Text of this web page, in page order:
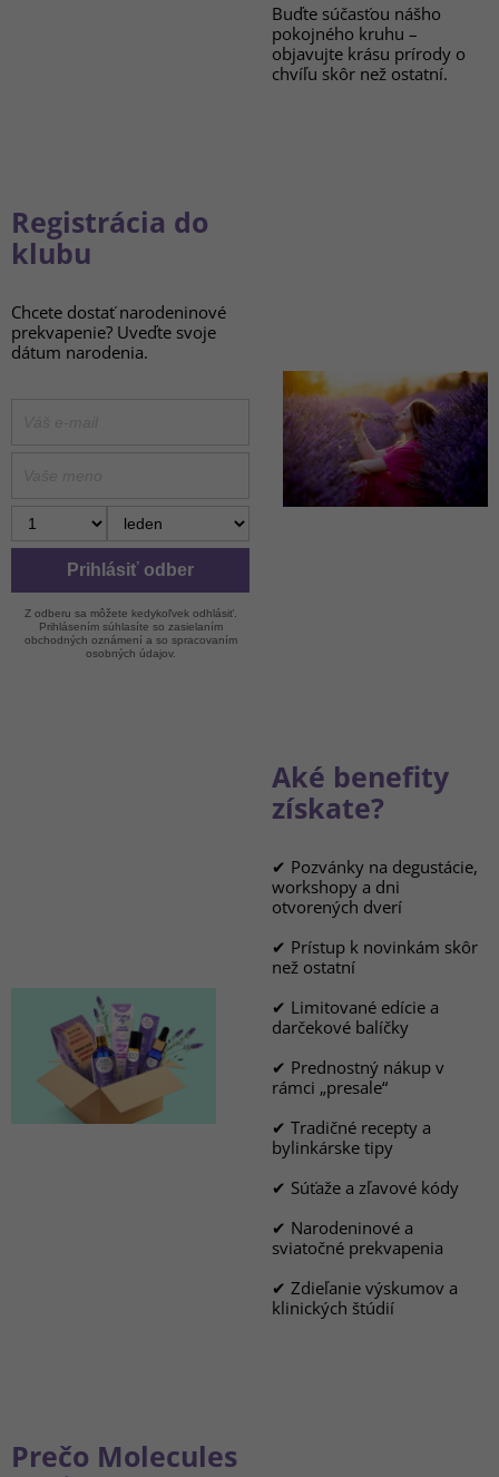
Buďte súčasťou nášho
pokojného kruhu –
objavujte krásu prírody o
chvíľu skôr než ostatní.
Registrácia do
klubu
Chcete dostať narodeninové
prekvapenie? Uveďte svoje
dátum narodenia.
Prihlásiť odber
Z odberu sa môžete kedykoľvek odhlásiť.
Prihlásením súhlasíte so zasielaním
obchodných oznámení a so spracovaním
osobných údajov.
Aké benefity
získate?
✔ Pozvánky na degustácie,
workshopy a dni
otvorených dverí
✔ Prístup k novinkám skôr
než ostatní
✔ Limitované edície a
darčekové balíčky
✔ Prednostný nákup v
rámci „presale“
✔ Tradičné recepty a
bylinkárske tipy
✔ Súťaže a zľavové kódy
✔ Narodeninové a
sviatočné prekvapenia
✔ Zdieľanie výskumov a
klinických štúdií
Prečo Molecules